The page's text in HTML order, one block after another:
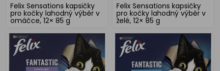
Felix Sensations kapsičky
pro kočky lahodný výběr v
omáčce, 12× 85 g
Felix Sensations kapsičky
pro kočky lahodný výběr v
želé, 12× 85 g